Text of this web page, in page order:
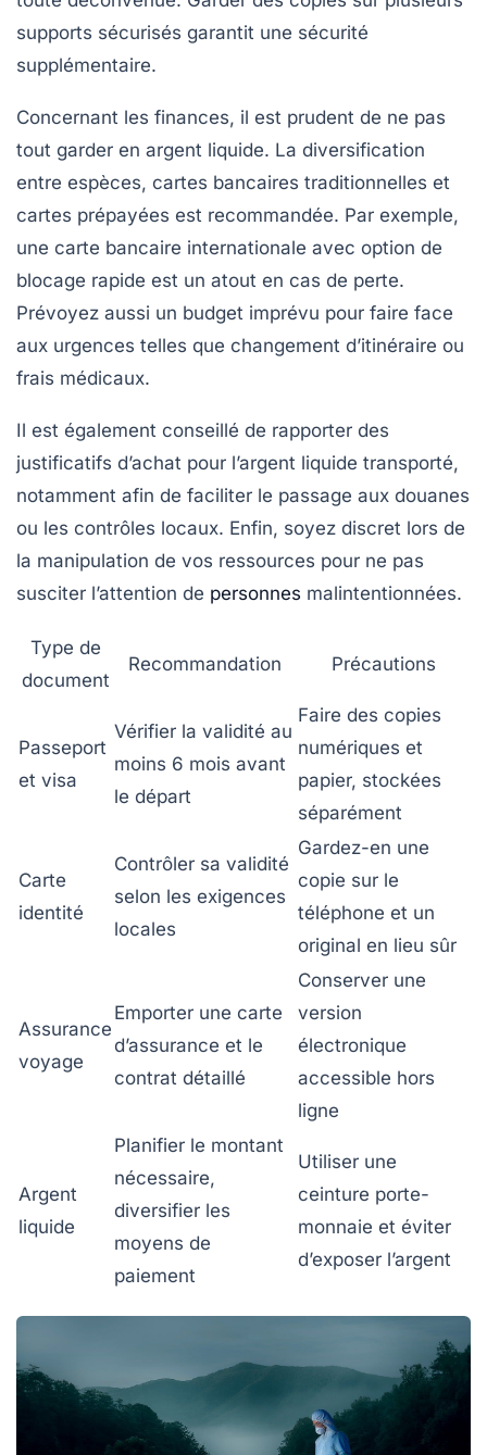
supports sécurisés garantit une sécurité
supplémentaire.
Concernant les finances, il est prudent de ne pas
tout garder en argent liquide. La diversification
entre espèces, cartes bancaires traditionnelles et
cartes prépayées est recommandée. Par exemple,
une carte bancaire internationale avec option de
blocage rapide est un atout en cas de perte.
Prévoyez aussi un budget imprévu pour faire face
aux urgences telles que changement d’itinéraire ou
frais médicaux.
Il est également conseillé de rapporter des
justificatifs d’achat pour l’argent liquide transporté,
notamment afin de faciliter le passage aux douanes
ou les contrôles locaux. Enfin, soyez discret lors de
la manipulation de vos ressources pour ne pas
susciter l’attention de personnes malintentionnées.
Type de
document
Recommandation Précautions
Passeport
et visa
Vérifier la validité au
moins 6 mois avant
le départ
Faire des copies
numériques et
papier, stockées
séparément
Carte
identité
Contrôler sa validité
selon les exigences
locales
Gardez-en une
copie sur le
téléphone et un
original en lieu sûr
Assurance
voyage
Emporter une carte
d’assurance et le
contrat détaillé
Conserver une
version
électronique
accessible hors
ligne
Argent
liquide
Planifier le montant
nécessaire,
diversifier les
moyens de
paiement
Utiliser une
ceinture porte-
monnaie et éviter
d’exposer l’argent